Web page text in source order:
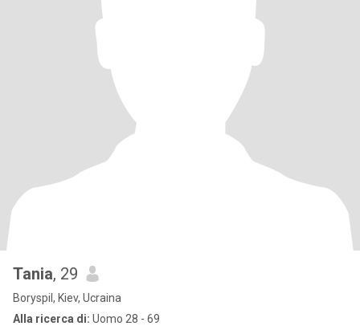
Tania, 29
Boryspil, Kiev, Ucraina
Alla ricerca di: Uomo 28 - 69